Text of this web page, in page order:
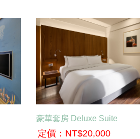
BOOK NOW
豪華套房 Deluxe Suite
定價：NT$20,000